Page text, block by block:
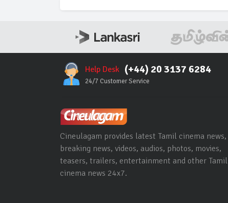
Help Desk (+44) 20 3137 6284
24/7 Customer Service
Cineulagam provides latest Tamil cinema news,
breaking news, videos, audios, photos, movies,
teasers, trailers, entertainment and other Tamil
cinema news 24x7.